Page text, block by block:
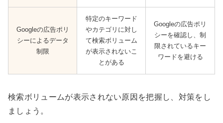
Googleの広告ポリ
シーによるデータ
制限
特定のキーワード
やカテゴリに対し
て検索ボリューム
が表示されないこ
とがある
Googleの広告ポリ
シーを確認し、制
限されているキー
ワードを避ける
検索ボリュームが表示されない原因を把握し、対策をし
ましょう。